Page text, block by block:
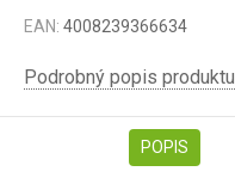
EAN: 4008239366634
Podrobný popis produktu
POPIS